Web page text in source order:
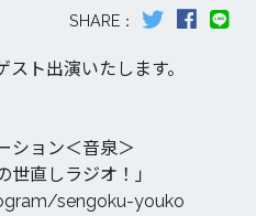
ト出演いたします。
ション＜音泉＞
世直しラジオ！」
sengoku-youko